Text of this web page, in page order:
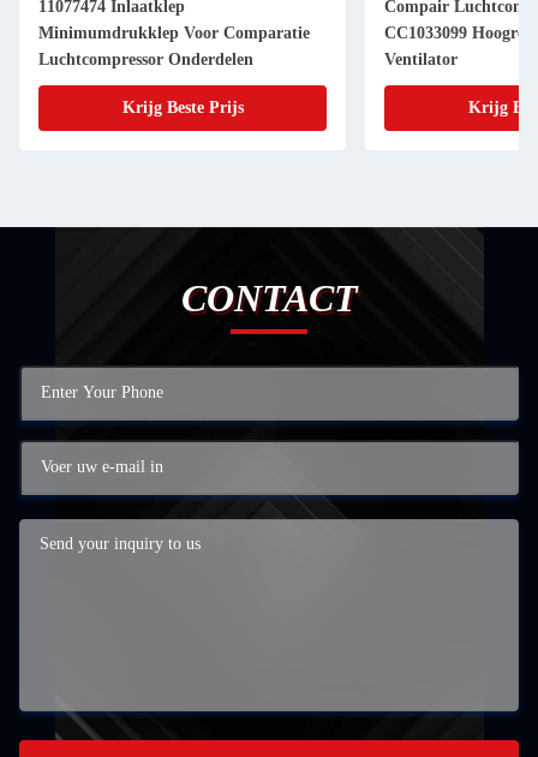
11077474 Inlaatklep
Minimumdrukklep Voor Comparatie
Luchtcompressor Onderdelen
Krijg Beste Prijs
Compair
CC1033099 Hoogrendement Industriële
Ventilator
Krijg
CONTACT